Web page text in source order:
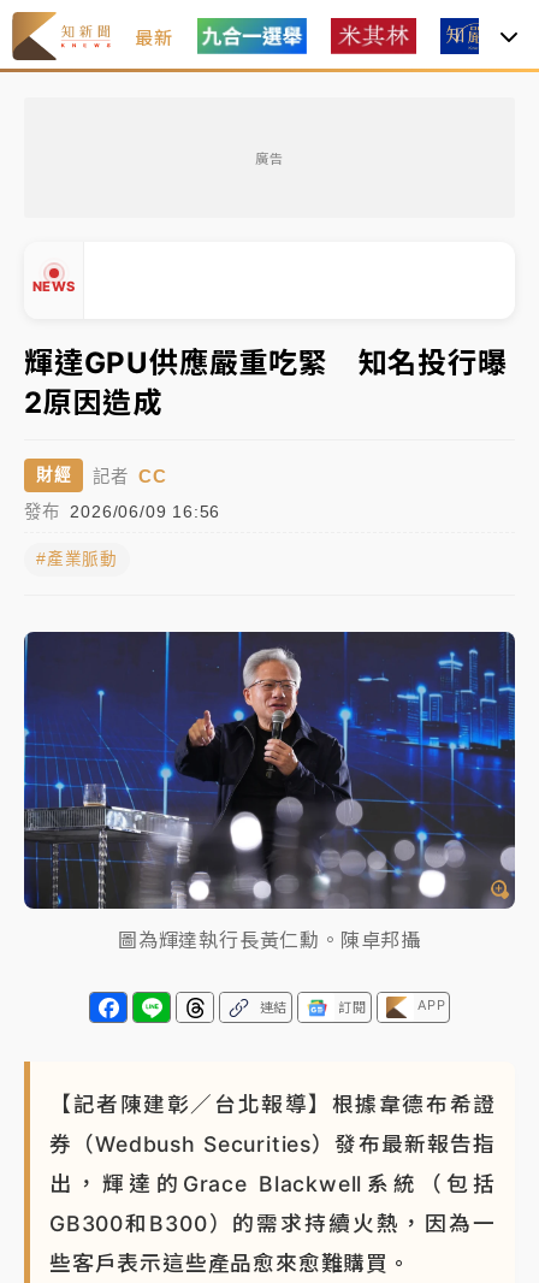
最新
廣告
NEWS
才續任就飛美國大學面試 清大校長高為元致歉：機會
到來時引起我的好奇
白海豚颱風解除海警 西南風來了！4縣市大雨特報、各
地午後雷雨
分析｜ 7月營收甫首破單月9000億元下半年續旺指
NBA｜
盟 兩大愛徒向他致
處置制度大變革！ 證交所今起縮短股票「關禁閉」天
數與撮合時間
才續任就飛美國大學面試 清大校長高為元致歉：機會
到來時引起我的好奇
白海豚颱風解除海警 西南風來了！4縣市大雨特報、各
地午後雷雨
分析｜ 7月營收甫首破單月9000億元下半年續旺指
標？ 鴻海本週法說法人關注的四大重點
盟 兩大愛徒向他致
輝達GPU供應嚴重吃緊 知名投行曝
2原因造成
財經 記者 CC
發布 2026/06/09 16:56
#產業脈動
圖為輝達執行長黃仁勳。陳卓邦攝
連結 訂閱 APP
【記者陳建彰／台北報導】根據韋德布希證
券（Wedbush Securities）發布最新報告指
出，輝達的Grace Blackwell系統（包括
GB300和B300）的需求持續火熱，因為一
些客戶表示這些產品愈來愈難購買。